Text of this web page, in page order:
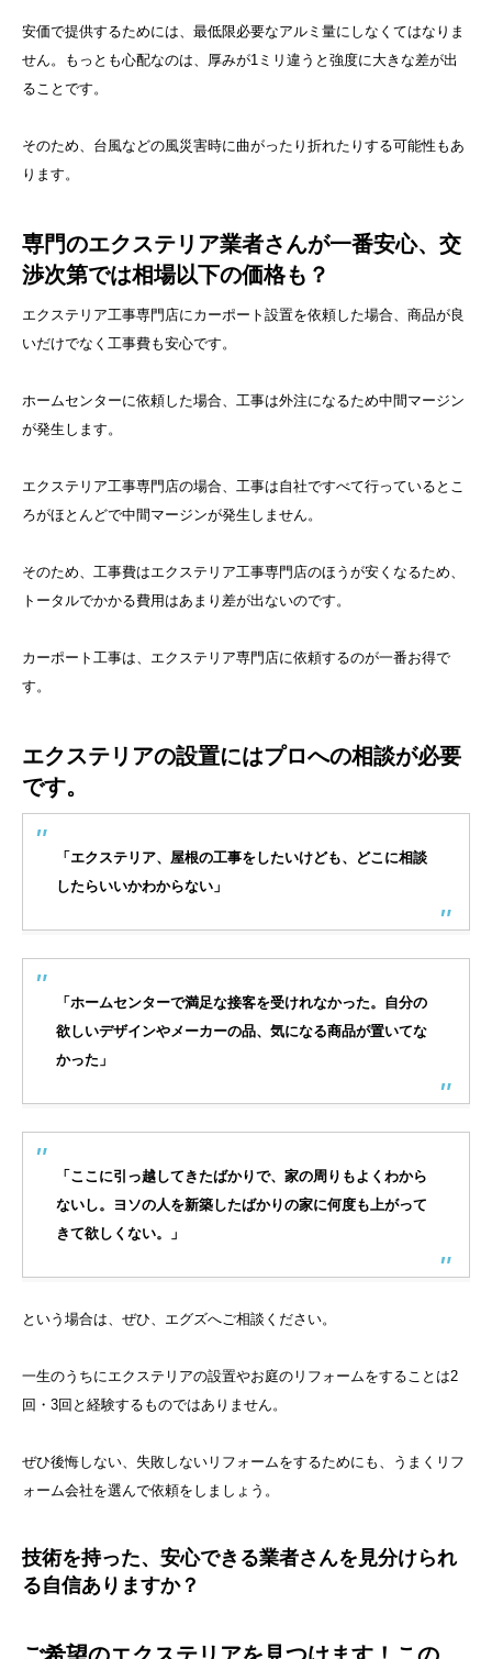
安価で提供するためには、最低限必要なアルミ量にしなくてはなりま
せん。もっとも心配なのは、厚みが1ミリ違うと強度に大きな差が出
ることです。
そのため、台風などの風災害時に曲がったり折れたりする可能性もあ
ります。
専門のエクステリア業者さんが一番安心、交
渉次第では相場以下の価格も？
エクステリア工事専門店にカーポート設置を依頼した場合、商品が良
いだけでなく工事費も安心です。
ホームセンターに依頼した場合、工事は外注になるため中間マージン
が発生します。
エクステリア工事専門店の場合、工事は自社ですべて行っているとこ
ろがほとんどで中間マージンが発生しません。
そのため、工事費はエクステリア工事専門店のほうが安くなるため、
トータルでかかる費用はあまり差が出ないのです。
カーポート工事は、エクステリア専門店に依頼するのが一番お得で
す。
エクステリアの設置にはプロへの相談が必要
です。
「エクステリア、屋根の工事をしたいけども、どこに相談
したらいいかわからない」
「ホームセンターで満足な接客を受けれなかった。自分の
欲しいデザインやメーカーの品、気になる商品が置いてな
かった」
「ここに引っ越してきたばかりで、家の周りもよくわから
ないし。ヨソの人を新築したばかりの家に何度も上がって
きて欲しくない。」
という場合は、ぜひ、エグズへご相談ください。
一生のうちにエクステリアの設置やお庭のリフォームをすることは2
回・3回と経験するものではありません。
ぜひ後悔しない、失敗しないリフォームをするためにも、うまくリフ
ォーム会社を選んで依頼をしましょう。
技術を持った、安心できる業者さんを見分けられ
る自信ありますか？